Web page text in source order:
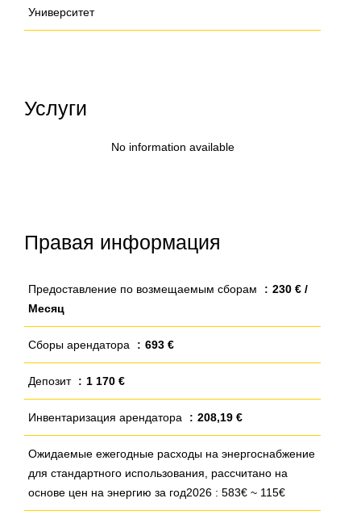
Университет
Услуги
No information available
Правая информация
Предоставление по возмещаемым сборам
230 € /
Месяц
Сборы арендатора 693 €
Депозит 1 170 €
Инвентаризация арендатора 208,19 €
Ожидаемые ежегодные расходы на энергоснабжение
для стандартного использования, рассчитано на
основе цен на энергию за год2026 : 583€ ~ 115€